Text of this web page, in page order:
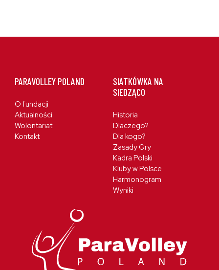
PARAVOLLEY POLAND
O fundacji
Aktualności
Wolontariat
Kontakt
SIATKÓWKA NA
SIEDZĄCO
Historia
Dlaczego?
Dla kogo?
Zasady Gry
Kadra Polski
Kluby w Polsce
Harmonogram
Wyniki